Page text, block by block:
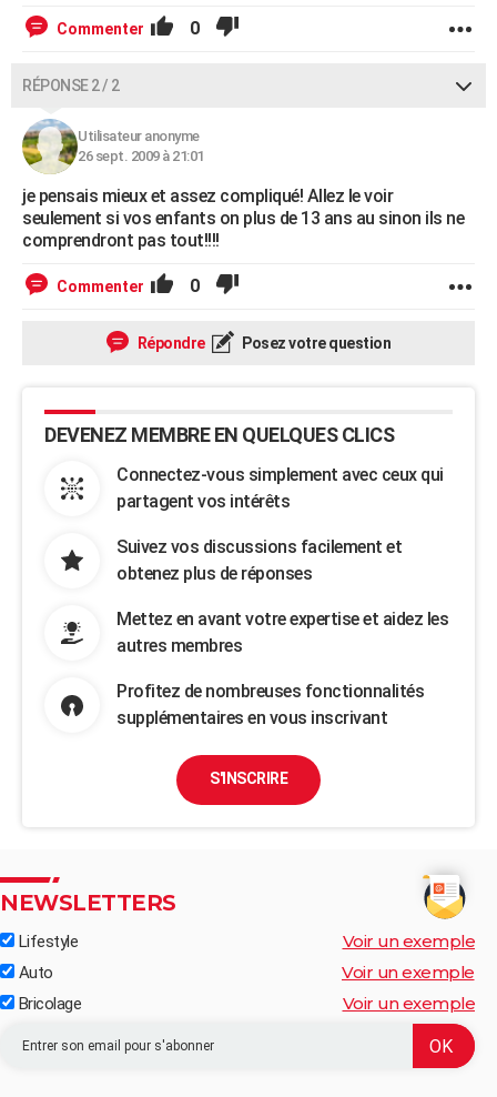
Bricolage
Lifestyle
Culture
Sport
Auto
Television
Voyage
Cinema Commenter 0
RÉPONSE 2 / 2
Utilisateur anonyme
26 sept. 2009 à 21:01
je pensais mieux et assez compliqué! Allez le voir
seulement si vos enfants on plus de 13 ans au sinon ils ne
comprendront pas tout!!!!
Commenter 0
Répondre Posez votre question
DEVENEZ MEMBRE EN QUELQUES CLICS
Connectez-vous simplement avec ceux qui
partagent vos intérêts
Suivez vos discussions facilement et
obtenez plus de réponses
Mettez en avant votre expertise et aidez les
autres membres
Profitez de nombreuses fonctionnalités
supplémentaires en vous inscrivant
S'INSCRIRE
NEWSLETTERS
Lifestyle Voir un exemple
Auto Voir un exemple
Bricolage Voir un exemple